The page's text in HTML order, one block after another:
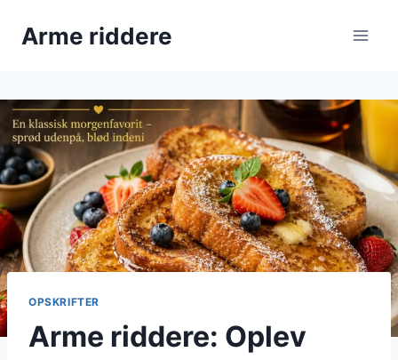
Arme riddere
OPSKRIFTER
Arme riddere: Oplev